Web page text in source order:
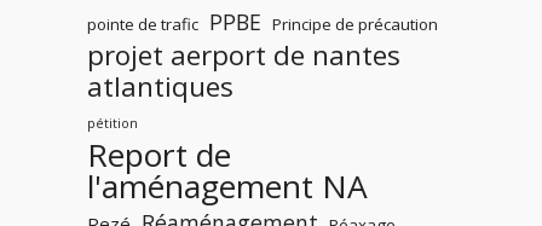
pointe de trafic PPBE Principe de précaution
projet aerport de nantes
atlantiques
pétition
Report de
l'aménagement NA